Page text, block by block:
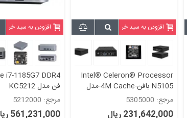
افزودن به سبد خرید
Intel® Celeron® Processor
N5105 بافن-4M Cache-مدل
kc5305
مرجع: 5305000
231,642,000 ریال
افزودن به سبد خرید
فن مدل KC5212
مرجع: 5212000
561,231,000 ریال